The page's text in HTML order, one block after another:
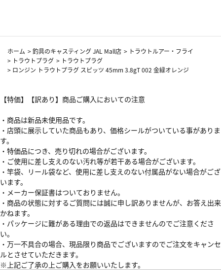
ホーム >釣具のキャスティング JAL Mall店 > トラウトルアー・フライ
> トラウトプラグ > トラウトプラグ
> ロンジン トラウトプラグ スピッツ 45mm 3.8gT 002 金緑オレンジ
【特価】【訳あり】商品ご購入においての注意
・商品は新品未使用品です。
・店頭に展示していた商品もあり、価格シールがついている事がありま
す。
・特価品につき、売り切れの場合がございます。
・ご使用に差し支えのない汚れ等が若干ある場合がございます。
・竿袋、リール袋など、使用に差し支えのない付属品がない場合がござ
います。
・メーカー保証書はついておりません。
・商品の状態に対するご質問には誠に申し訳ありませんが、お答え出来
かねます。
・パッケージに難がある理由での返品はできませんのでご注意くださ
い。
・万一不具合の場合、現品限り商品でございますのでご注文をキャンセ
ルとさせていただきます。
※上記ご了承の上ご購入をお願いいたします。